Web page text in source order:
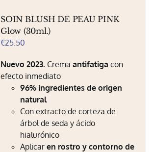
SOIN BLUSH DE PEAU PINK
Glow (30ml.)
€25.50
Nuevo 2023. Crema antifatiga con
efecto inmediato
96% ingredientes de origen
natural
Con extracto de corteza de
árbol de seda y ácido
hialurónico
Aplicaren rostro y contorno de